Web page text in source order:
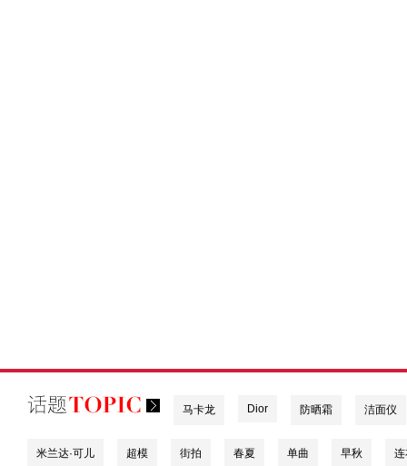
马卡龙 Dior 防晒霜 洁面仪
米兰达·可儿 超模 街拍 春夏 单曲 早秋